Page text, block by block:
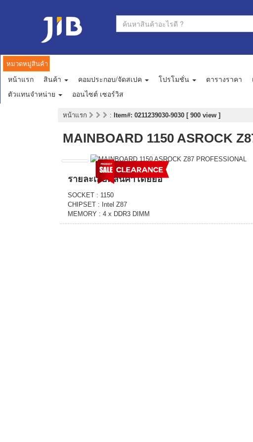
หมวดหมู่สินค้า
หน้าแรก สินค้า คอมประกอบ/จัดสเปค โปรโมชั่น ตารางราคา
ตัวแทนจำหน่าย
ออนไซต์ เซอร์วิส
หน้าแรก : Item#: 0211239030-9030 [ 900 view ]
MAINBOARD 1150 ASROCK
รายละเอียดสินค้าโดยย่อ
SOCKET : 1150
CHIPSET : Intel Z87
MEMORY : 4 x DDR3 DIMM